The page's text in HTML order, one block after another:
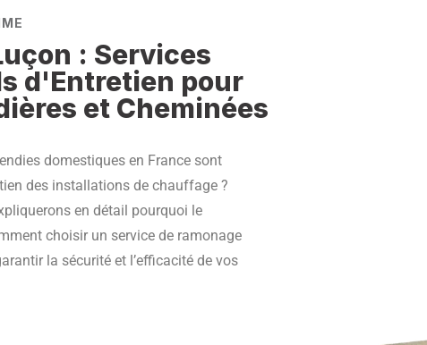
: Services
d'Entretien pour
et Cheminées
domestiques en France sont
des installations de chauffage ?
en détail pourquoi le
choisir un service de ramonage
la sécurité et l’efficacité de vos